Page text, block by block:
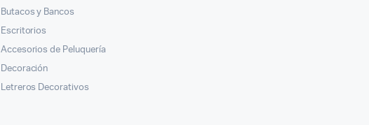
Butacos y Bancos
Escritorios
Accesorios de Peluquería
Decoración
Letreros Decorativos